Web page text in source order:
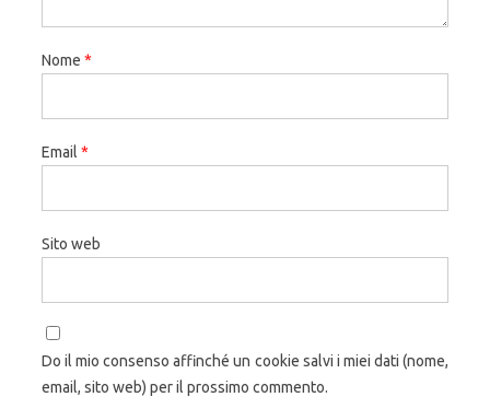
Nome *
Email *
Sito web
Do il mio consenso affinché un cookie salvi i miei dati (nome,
email, sito web) per il prossimo commento.